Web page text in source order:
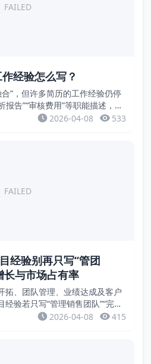
FAILED
经验怎么写？
”，但许多简历的工作经验仍停
报告”“审核费用”等职能描述，
。招聘方真正想看到的是：你通
2026-04-08 533
FAILED
经验别再只写“管团
长与市场占有率
拓、团队管理、业绩达成及客户
验若只写“管理销售团队”“完
果。招聘方关注的是销售额增
2026-04-08 415